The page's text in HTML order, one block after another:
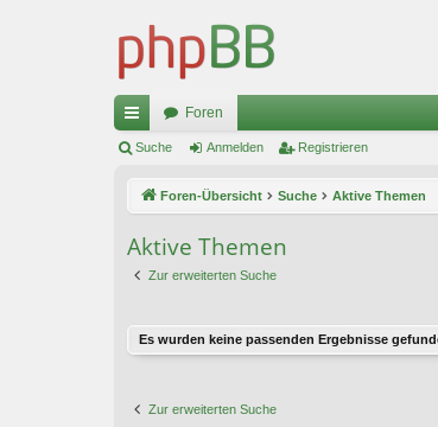
ch
ug
Foren
Suche Anmelden Registrieren
Foren-Übersicht Suche Aktive Themen
Aktive Themen
Zur erweiterten Suche
Es wurden keine passenden Ergebnisse
Zur erweiterten Suche